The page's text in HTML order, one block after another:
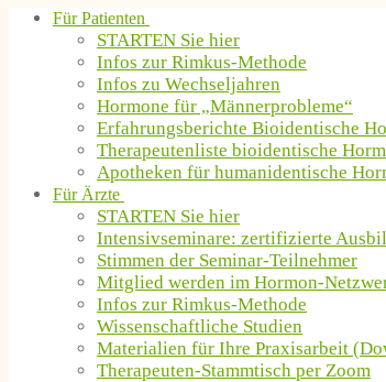
Für Patienten
STARTEN Sie hier
Infos zur Rimkus-Methode
Infos zu Wechseljahren
Hormone für „Männerprobleme“
Erfahrungsberichte Bioidentische
Therapeutenliste bioidentische
Apotheken für humanidentische
Für Ärzte
STARTEN Sie hier
Intensivseminare: zertifizierte
Stimmen der Seminar-Teilnehmer
Mitglied werden im Hormon-
Infos zur Rimkus-Methode
Wissenschaftliche Studien
Materialien für Ihre Praxisarbeit
Therapeuten-Stammtisch per Zoom